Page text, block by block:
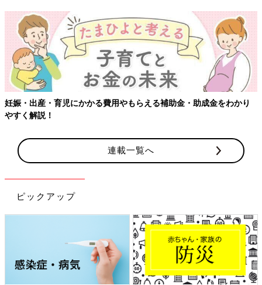
妊娠・出産・育児にかかる費用やもらえる補助金・助成金をわかり
やすく解説！
連載一覧へ
ピックアップ